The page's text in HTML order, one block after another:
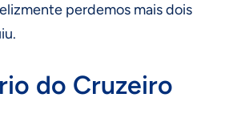
perdemos mais dois
do Cruzeiro